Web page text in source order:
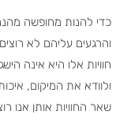
כדי להנות מחופשה
והרגעים עליהם לא
חוויות אלו היא אינה
ולוודא את המיקום,
שאר החוויות אותן אנו